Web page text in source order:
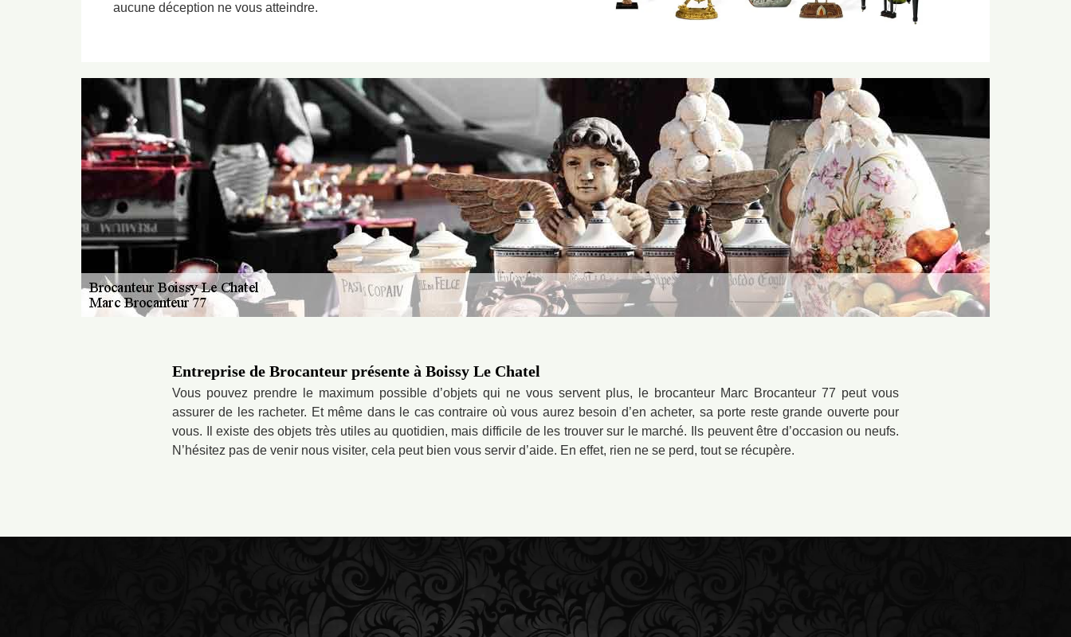
aucune déception ne vous atteindre.
Entreprise de Brocanteur présente à Boissy Le Chatel
Vous pouvez prendre le maximum possible d’objets qui ne vous servent plus, le brocanteur Marc Brocanteur 77 peut vous
assurer de les racheter. Et même dans le cas contraire où vous aurez besoin d’en acheter, sa porte reste grande ouverte pour
vous. Il existe des objets très utiles au quotidien, mais difficile de les trouver sur le marché. Ils peuvent être d’occasion ou neufs.
N’hésitez pas de venir nous visiter, cela peut bien vous servir d’aide. En effet, rien ne se perd, tout se récupère.